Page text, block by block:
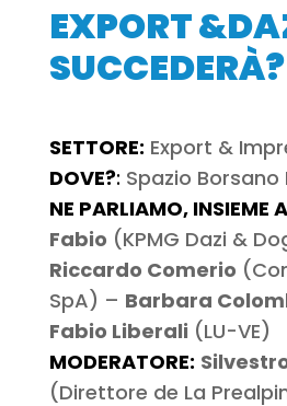
EXPORT
SUCCEDERÀ?
SETTORE: Export &
DOVE?: Spazio Borsano
NE PARLIAMO, INSIEME
Fabio (KPMG Dazi &
Riccardo Comerio
SpA) – Barbara
Fabio Liberali (LU-VE)
MODERATORE:
(Direttore de La